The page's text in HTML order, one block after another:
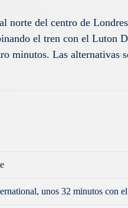
norte del centro de
el tren con el Luton
minutos. Las alternativas
unos 32 minutos con